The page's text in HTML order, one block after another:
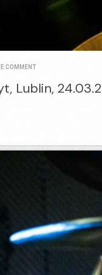
COMMENT
Lublin,